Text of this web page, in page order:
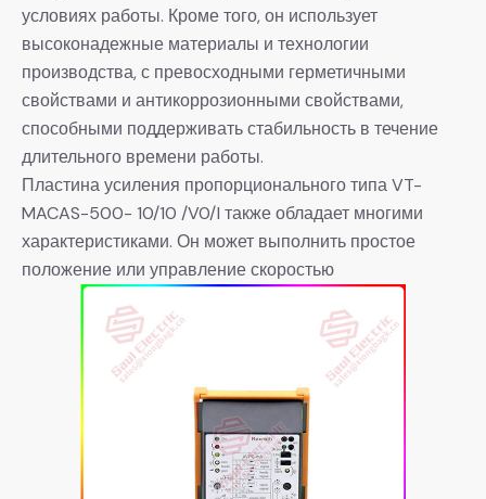
условиях работы. Кроме того, он использует
высоконадежные материалы и технологии
производства, с превосходными герметичными
свойствами и антикоррозионными свойствами,
способными поддерживать стабильность в течение
длительного времени работы.
Пластина усиления пропорционального типа VT-
MACAS-500- 10/10 /V0/I также обладает многими
характеристиками. Он может выполнить простое
положение или управление скоростью